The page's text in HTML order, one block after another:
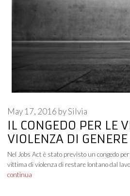
IL CONGEDO PER LE
VIOLENZA DI GENERE
May 17, 2016 bySilvia
Nel Jobs Act è stato previsto un congedo
vittima di violenza di restare lontano dal
continua